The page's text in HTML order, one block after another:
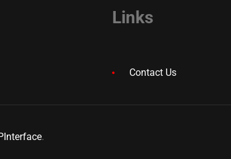
Links
Contact Us
.